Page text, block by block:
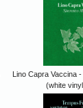
Lino Capra Vaccina
(white